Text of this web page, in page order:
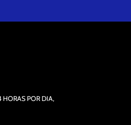
HORAS POR DIA,